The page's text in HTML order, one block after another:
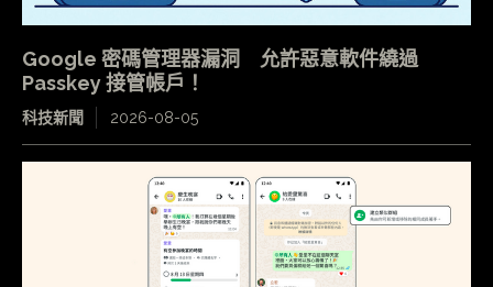
Google 密碼管理器漏洞 允許惡意軟件繞過
Passkey 接管帳戶！
科技新聞 2026-08-05